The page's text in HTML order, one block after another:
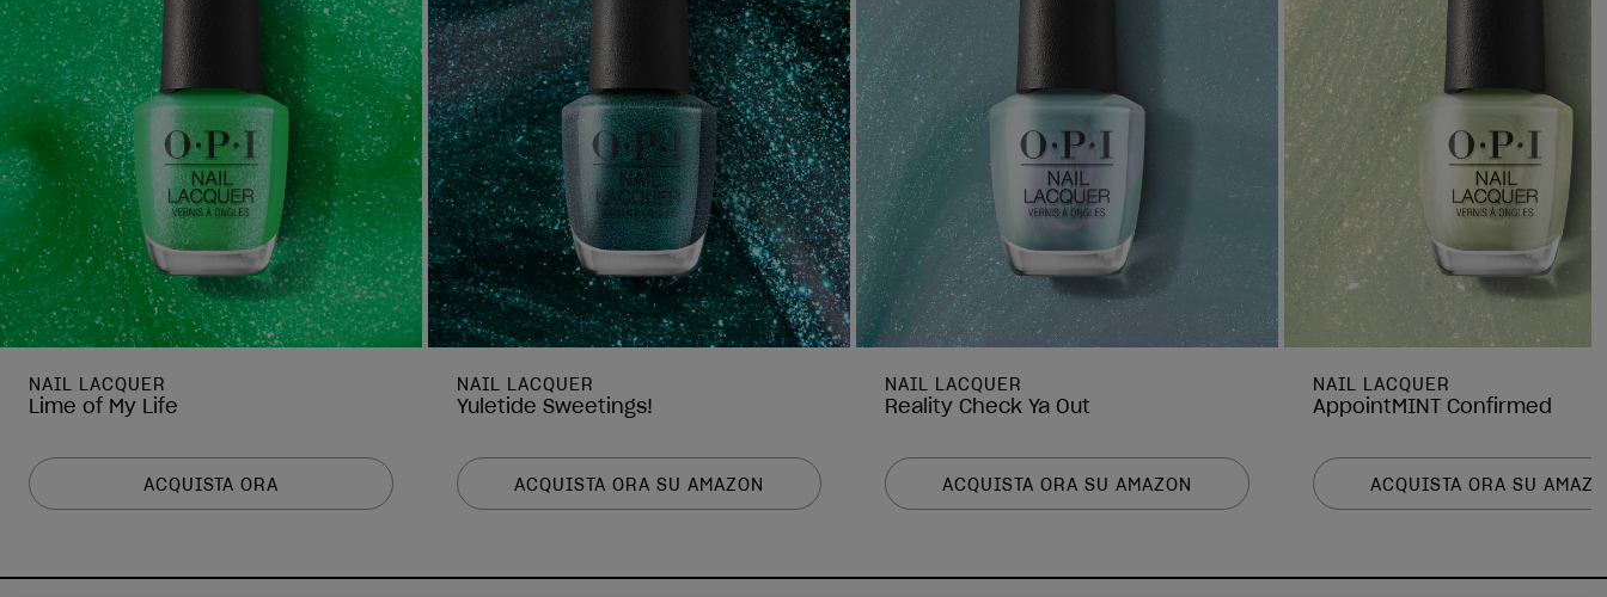
NAIL LACQUER
Lime of My Life
ACQUISTA ORA
NAIL LACQUER
Yuletide Sweetings!
ACQUISTA ORA SU AMAZON
NAIL LACQUER
Reality Check Ya Out
ACQUISTA ORA SU AMAZON
NAIL LACQUER
AppointMINT Confirmed
ACQUISTA ORA SU